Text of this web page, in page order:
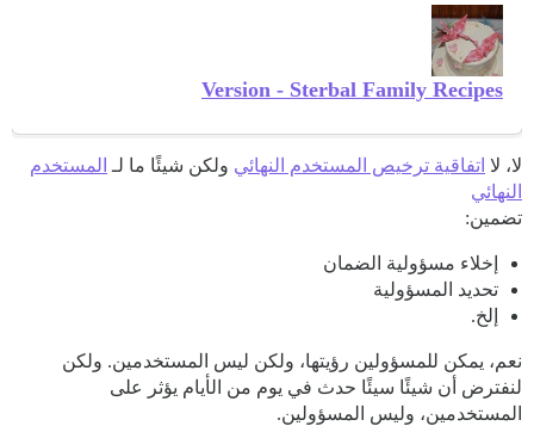
Version - Sterbal Family Recipes
لا، لا اتفاقية ترخيص المستخدم النهائي ولكن شيئًا ما لـ المستخدم
النهائي
تضمين:
إخلاء مسؤولية الضمان
تحديد المسؤولية
إلخ.
نعم، يمكن للمسؤولين رؤيتها، ولكن ليس المستخدمين. ولكن
لنفترض أن شيئًا سيئًا حدث في يوم من الأيام يؤثر على
المستخدمين، وليس المسؤولين.